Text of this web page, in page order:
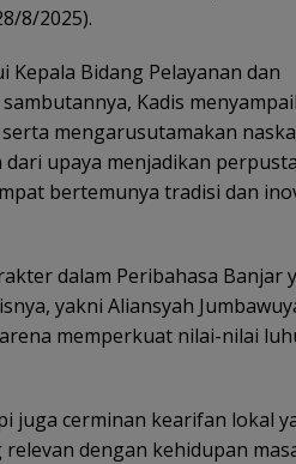
8/2025).
Kepala Bidang Pelayanan dan
Kadis
mengarusutamakan
upaya menjadikan
bertemunya tradisi dan
dalam Peribahasa Banjar
yakni Aliansyah
memperkuat nilai-nilai
juga cerminan kearifan lokal
dengan kehidupan